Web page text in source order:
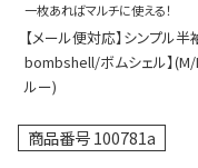
アップ
ース
インワン／サロペット
ード
一枚あればマルチに使える！
【メール便対応】シンプル
bombshell/ボムシェル】(M/
ルー)
商品番号100781a